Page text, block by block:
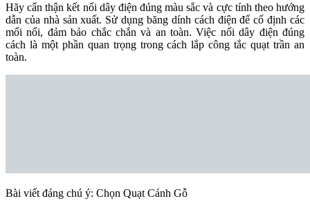
Hãy cẩn thận kết nối dây điện đúng màu sắc và cực tính theo hướng
dẫn của nhà sản xuất. Sử dụng băng dính cách điện để cố định các
mối nối, đảm bảo chắc chắn và an toàn. Việc nối dây điện đúng
cách là một phần quan trọng trong cách lắp công tắc quạt trần an
toàn.
Bài viết đáng chú ý: Chọn Quạt Cánh Gỗ